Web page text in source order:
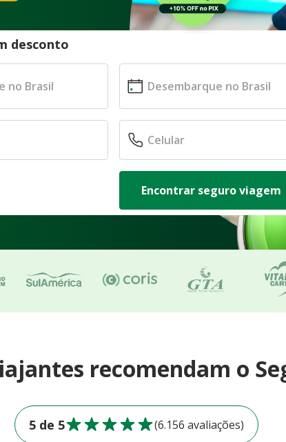
desconto
Encontrar seguro viagem
recomendam o
5 de 5 (6.156 avaliações)